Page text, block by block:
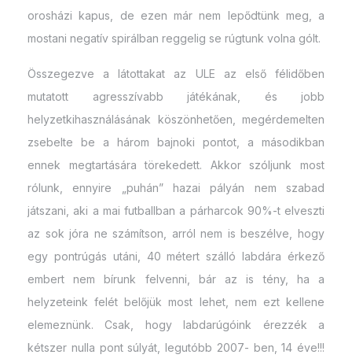
orosházi kapus, de ezen már nem lepődtünk meg, a
mostani negatív spirálban reggelig se rúgtunk volna gólt.
Összegezve a látottakat az ULE az első félidőben
mutatott agresszívabb játékának, és jobb
helyzetkihasználásának köszönhetően, megérdemelten
zsebelte be a három bajnoki pontot, a másodikban
ennek megtartására törekedett. Akkor szóljunk most
rólunk, ennyire „puhán” hazai pályán nem szabad
játszani, aki a mai futballban a párharcok 90%-t elveszti
az sok jóra ne számítson, arról nem is beszélve, hogy
egy pontrúgás utáni, 40 métert szálló labdára érkező
embert nem bírunk felvenni, bár az is tény, ha a
helyzeteink felét belőjük most lehet, nem ezt kellene
elemeznünk. Csak, hogy labdarúgóink érezzék a
kétszer nulla pont súlyát, legutóbb 2007- ben, 14 éve!!!